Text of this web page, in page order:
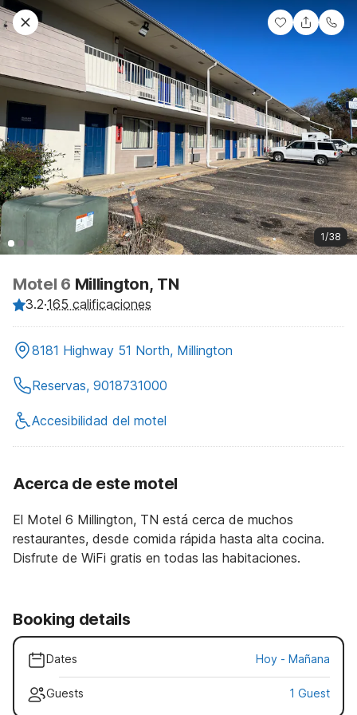
1/38
Motel 6 Millington, TN
3.2·165 calificaciones
8181 Highway 51 North, Millington
Reservas, 9018731000
Accesibilidad del motel
Acerca de este motel
El Motel 6 Millington, TN está cerca de muchos
restaurantes, desde comida rápida hasta alta cocina.
Disfrute de WiFi gratis en todas las habitaciones.
Booking details
Dates Hoy - Mañana
Guests 1 Guest